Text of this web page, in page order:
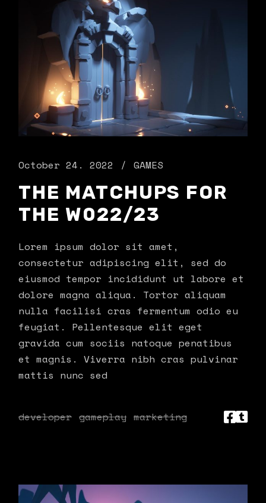
October 24. 2022 GAMES
THE MATCHUPS FOR
THE W022/23
Lorem ipsum dolor sit amet,
consectetur adipiscing elit, sed do
eiusmod tempor incididunt ut labore et
dolore magna aliqua. Tortor aliquam
nulla facilisi cras fermentum odio eu
feugiat. Pellentesque elit eget
gravida cum sociis natoque penatibus
et magnis. Viverra nibh cras pulvinar
mattis nunc sed
developer gameplay marketing